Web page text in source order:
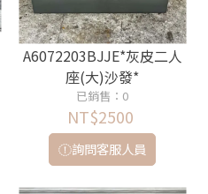
A6072203BJJE*灰皮二人
座(大)沙發*
已銷售：0
NT$2500
詢問客服人員